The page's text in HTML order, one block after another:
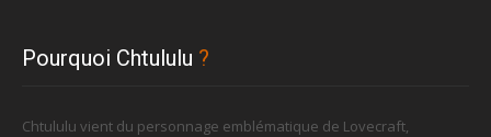
Pourquoi Chtululu ?
Chtululu vient du personnage emblématique de Lovecraft,